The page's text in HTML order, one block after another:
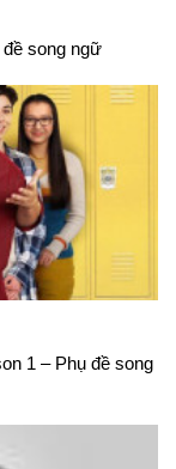
song ngữ
1 – Phụ đề song